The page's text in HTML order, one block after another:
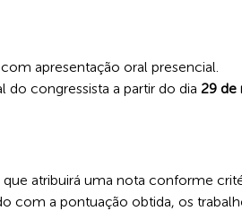
apresentação oral presencial.
do congressista a partir do dia 29 de
atribuirá uma nota conforme
com a pontuação obtida, os